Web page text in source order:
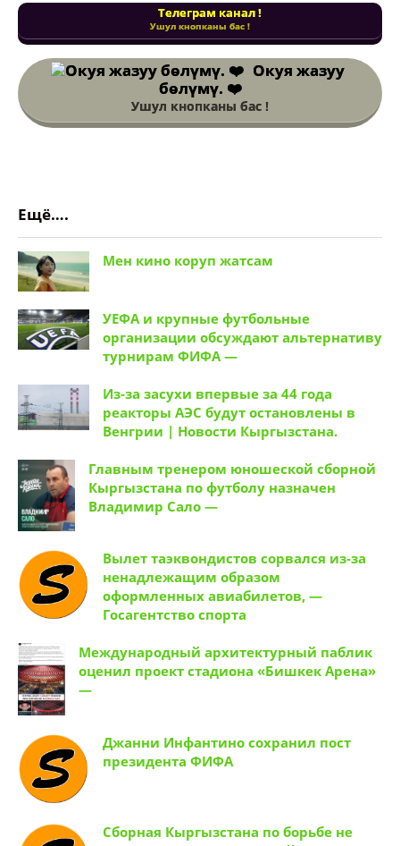
Телеграм канал !
Ушул кнопканы бас !
Окуя жазуу
бөлүмү. ❤️
Ушул кнопканы бас !
Ещё….
Мен кино коруп жатсам
УЕФА и крупные футбольные
организации обсуждают альтернативу
турнирам ФИФА —
Из-за засухи впервые за 44 года
реакторы АЭС будут остановлены в
Венгрии | Новости Кыргызстана.
Главным тренером юношеской сборной
Кыргызстана по футболу назначен
Владимир Сало —
Вылет таэквондистов сорвался из-за
ненадлежащим образом
оформленных авиабилетов, —
Госагентство спорта
Международный архитектурный паблик
оценил проект стадиона «Бишкек Арена»
—
Джанни Инфантино сохранил пост
президента ФИФА
Сборная Кыргызстана по борьбе не